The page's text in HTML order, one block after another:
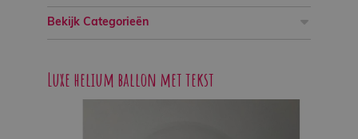
Veilig
Bekijk Categorieën
Luxe helium ballon met tekst